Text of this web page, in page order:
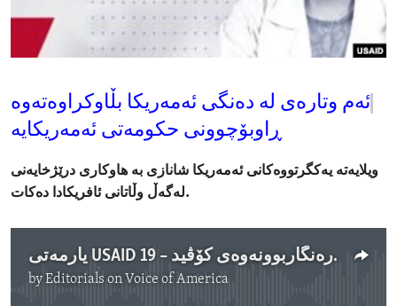
ENVIRONMENT AND HEALTH
IDEALS AND INSTITUTIONS
ئەم وتارەی لە دەنگی ئەمەریکا بڵاوکراوەتەوە
ڕاوبۆچوونی حکومەتی ئەمەریکایە
ویلایەتە یەکگرتووەکانی ئەمەریکا شانازی بە هاوکاری درێژخایەنی
لەگەڵ وڵاتانی ئافریکادا دەکات.
یارمەتی USAID بۆ ئافریکا لە بەرەنگاربوونەوەی کۆڤید – 19
byEditorials on Voice of America